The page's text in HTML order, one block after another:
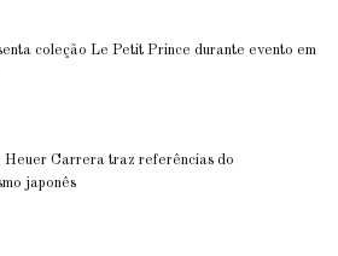
coleção Le Petit Prince durante evento em
Heuer Carrera traz referências do
japonês